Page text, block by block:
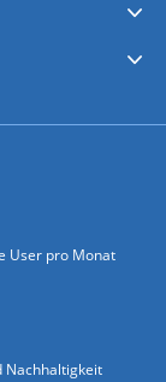
User pro Monat
Nachhaltigkeit